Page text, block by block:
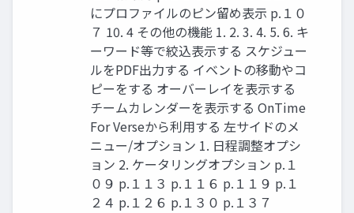
にプロファイルのピン留め表示 p.１０
７ 10. 4 その他の機能 1. 2. 3. 4. 5. 6. キ
ーワード等で絞込表示する スケジュー
ルをPDF出力する イベントの移動やコ
ピーをする オーバーレイを表示する
チームカレンダーを表示する OnTime
For Verseから利用する 左サイドのメ
ニュー/オプション 1. 日程調整オプシ
ョン 2. ケータリングオプション p.１
０９ p.１１３ p.１１６ p.１１９ p.１
２４ p.１２６ p.１３０ p.１３７